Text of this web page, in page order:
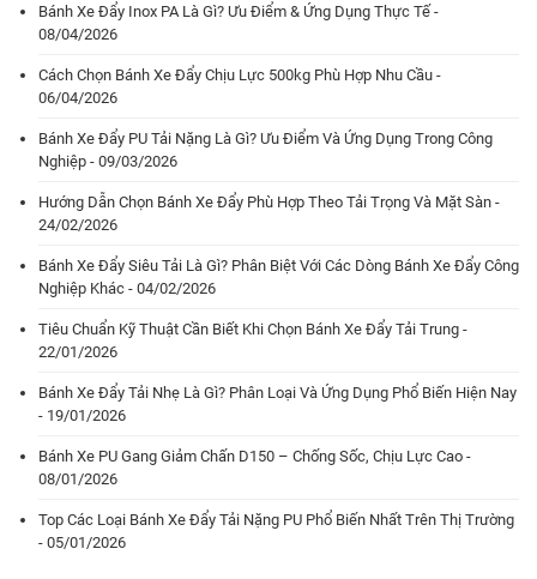
Bánh Xe Đẩy Inox PA Là Gì? Ưu Điểm & Ứng Dụng Thực Tế -
08/04/2026
Cách Chọn Bánh Xe Đẩy Chịu Lực 500kg Phù Hợp Nhu Cầu -
06/04/2026
Bánh Xe Đẩy PU Tải Nặng Là Gì? Ưu Điểm Và Ứng Dụng Trong Công
Nghiệp - 09/03/2026
Hướng Dẫn Chọn Bánh Xe Đẩy Phù Hợp Theo Tải Trọng Và Mặt Sàn -
24/02/2026
Bánh Xe Đẩy Siêu Tải Là Gì? Phân Biệt Với Các Dòng Bánh Xe Đẩy Công
Nghiệp Khác - 04/02/2026
Tiêu Chuẩn Kỹ Thuật Cần Biết Khi Chọn Bánh Xe Đẩy Tải Trung -
22/01/2026
Bánh Xe Đẩy Tải Nhẹ Là Gì? Phân Loại Và Ứng Dụng Phổ Biến Hiện Nay
- 19/01/2026
Bánh Xe PU Gang Giảm Chấn D150 – Chống Sốc, Chịu Lực Cao -
08/01/2026
Top Các Loại Bánh Xe Đẩy Tải Nặng PU Phổ Biến Nhất Trên Thị Trường
- 05/01/2026